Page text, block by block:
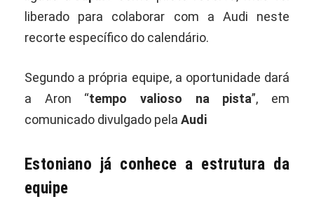
liberado para colaborar com a Audi neste
recorte específico do calendário.
Segundo a própria equipe, a oportunidade dará
a Aron “tempo valioso na pista”, em
comunicado divulgado pela Audi
Estoniano já conhece a estrutura da
equipe